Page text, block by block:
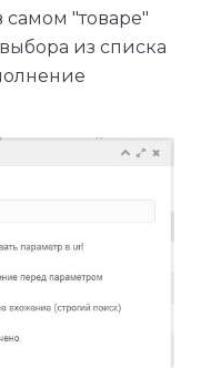
самом "товаре"
из списка